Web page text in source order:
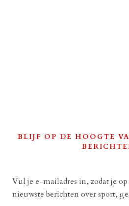
BLIJF OP DE HOOGTE
Vul je e-mailadres in, zodat je
nieuwste berichten over sport,